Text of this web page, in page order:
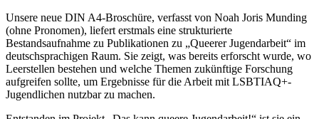
Unsere neue DIN A4-Broschüre, verfasst von Noah Joris Munding
(ohne Pronomen), liefert erstmals eine strukturierte
Bestandsaufnahme zu Publikationen zu „Queerer Jugendarbeit“ im
deutschsprachigen Raum. Sie zeigt, was bereits erforscht wurde, wo
Leerstellen bestehen und welche Themen zukünftige Forschung
aufgreifen sollte, um Ergebnisse für die Arbeit mit LSBTIAQ+-
Jugendlichen nutzbar zu machen.